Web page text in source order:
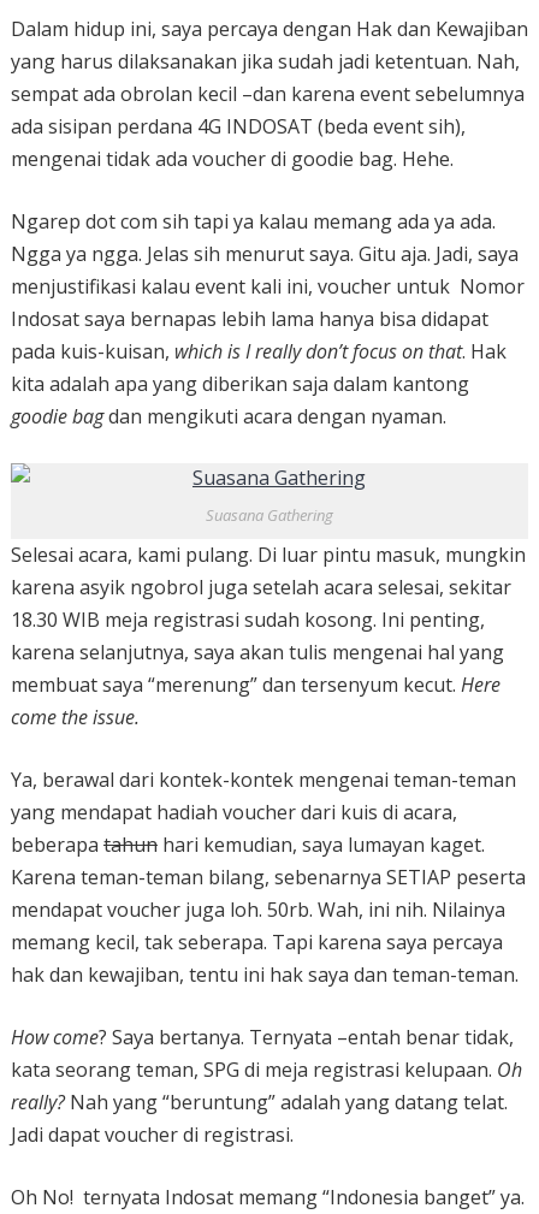
Dalam hidup ini, saya percaya dengan Hak dan Kewajiban
yang harus dilaksanakan jika sudah jadi ketentuan. Nah,
sempat ada obrolan kecil –dan karena event sebelumnya
ada sisipan perdana 4G INDOSAT (beda event sih),
mengenai tidak ada voucher di goodie bag. Hehe.
Ngarep dot com sih tapi ya kalau memang ada ya ada.
Ngga ya ngga. Jelas sih menurut saya. Gitu aja. Jadi, saya
menjustifikasi kalau event kali ini, voucher untuk Nomor
Indosat saya bernapas lebih lama hanya bisa didapat
pada kuis-kuisan, which is I really don’t focus on that. Hak
kita adalah apa yang diberikan saja dalam kantong
goodie bagdan mengikuti acara dengan nyaman.
Suasana Gathering
Selesai acara, kami pulang. Di luar pintu masuk, mungkin
karena asyik ngobrol juga setelah acara selesai, sekitar
18.30 WIB meja registrasi sudah kosong. Ini penting,
karena selanjutnya, saya akan tulis mengenai hal yang
membuat saya “merenung” dan tersenyum kecut. Here
come the issue.
Ya, berawal dari kontek-kontek mengenai teman-teman
yang mendapat hadiah voucher dari kuis di acara,
beberapa tahunhari kemudian, saya lumayan kaget.
Karena teman-teman bilang, sebenarnya SETIAP peserta
mendapat voucher juga loh. 50rb. Wah, ini nih. Nilainya
memang kecil, tak seberapa. Tapi karena saya percaya
hak dan kewajiban, tentu ini hak saya dan teman-teman.
How come? Saya bertanya. Ternyata –entah benar tidak,
kata seorang teman, SPG di meja registrasi kelupaan. Oh
really?Nah yang “beruntung” adalah yang datang telat.
Jadi dapat voucher di registrasi.
Oh No! ternyata Indosat memang “Indonesia banget” ya.